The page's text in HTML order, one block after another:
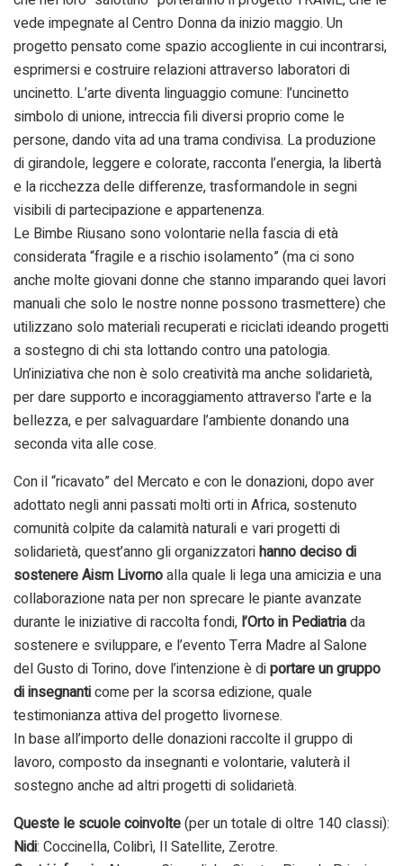
vede impegnate al Centro Donna da inizio maggio. Un
progetto pensato come spazio accogliente in cui incontrarsi,
esprimersi e costruire relazioni attraverso laboratori di
uncinetto. L’arte diventa linguaggio comune: l’uncinetto
simbolo di unione, intreccia fili diversi proprio come le
persone, dando vita ad una trama condivisa. La produzione
di girandole, leggere e colorate, racconta l’energia, la libertà
e la ricchezza delle differenze, trasformandole in segni
visibili di partecipazione e appartenenza.
Le Bimbe Riusano sono volontarie nella fascia di età
considerata “fragile e a rischio isolamento” (ma ci sono
anche molte giovani donne che stanno imparando quei lavori
manuali che solo le nostre nonne possono trasmettere) che
utilizzano solo materiali recuperati e riciclati ideando progetti
a sostegno di chi sta lottando contro una patologia.
Un’iniziativa che non è solo creatività ma anche solidarietà,
per dare supporto e incoraggiamento attraverso l’arte e la
bellezza, e per salvaguardare l’ambiente donando una
seconda vita alle cose.
Con il “ricavato” del Mercato e con le donazioni, dopo aver
adottato negli anni passati molti orti in Africa, sostenuto
comunità colpite da calamità naturali e vari progetti di
solidarietà, quest’anno gli organizzatorihanno deciso di
sostenere Aism Livornoalla quale li lega una amicizia e una
collaborazione nata per non sprecare le piante avanzate
durante le iniziative di raccolta fondi, l’Orto in Pediatriada
sostenere e sviluppare, e l’evento Terra Madre al Salone
del Gusto di Torino, dove l’intenzione è diportare un gruppo
di insegnanticome per la scorsa edizione, quale
testimonianza attiva del progetto livornese.
In base all’importo delle donazioni raccolte il gruppo di
lavoro, composto da insegnanti e volontarie, valuterà il
sostegno anche ad altri progetti di solidarietà.
Queste le scuole coinvolte(per un totale di oltre 140 classi):
Nidi: Coccinella, Colibrì, Il Satellite, Zerotre.